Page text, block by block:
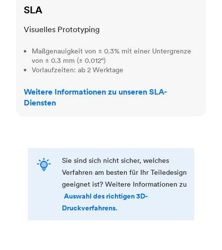
SLA
Visuelles Prototyping
Maßgenauigkeit von ± 0.3% mit einer Untergrenze
von ± 0.3 mm (± 0.012")
Vorlaufzeiten: ab 2 Werktage
Weitere Informationen zu unseren SLA-
Diensten
Sie sind sich nicht sicher, welches
Verfahren am besten für Ihr Teiledesign
geeignet ist? Weitere Informationen zu
Auswahl des richtigen 3D-
Druckverfahrens.